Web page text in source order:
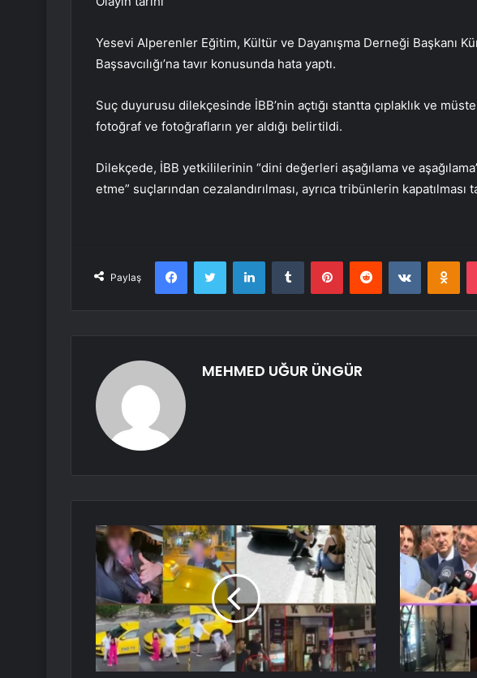
Yesevi Alperenler Eğitim, Kültür ve Dayanışma Derneği Başkanı
Başsavcılığı’na tavır konusunda hata yaptı.
Suç duyurusu dilekçesinde İBB’nin açtığı stantta çıplaklık ve
fotoğraf ve fotoğrafların yer aldığı belirtildi.
Dilekçede, İBB yetkililerinin “dini değerleri aşağılama ve
etme” suçlarından cezalandırılması, ayrıca tribünlerin kapatılması
Paylaş
FacebookTwitter LinkedInTumblr PinterestReddit VKontakte
MEHMED UĞUR ÜNGÜR